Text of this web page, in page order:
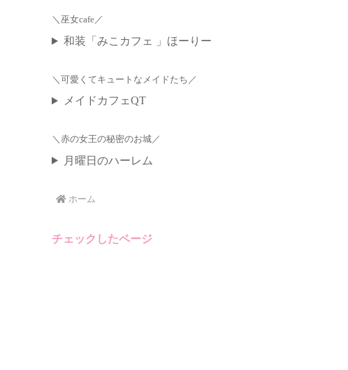
＼ 巫女cafe／
和装「みこカフェ 」ほーりー
＼ 可愛くてキュートなメイドたち ／
メイドカフェQT
＼ 赤の女王の秘密のお城／
月曜日のハーレム
ホーム
チェックしたページ